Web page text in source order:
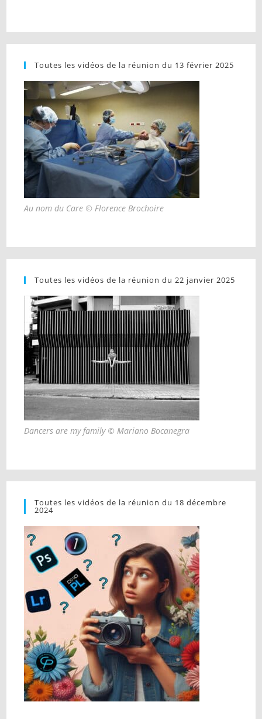
Toutes les vidéos de la réunion du 13 février 2025
Au nom du Care © Florence Brochoire
Toutes les vidéos de la réunion du 22 janvier 2025
Dancers are my family © Mariano Bocanegra
Toutes les vidéos de la réunion du 18 décembre
2024